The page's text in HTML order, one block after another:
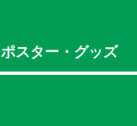
ポスター・グッズ